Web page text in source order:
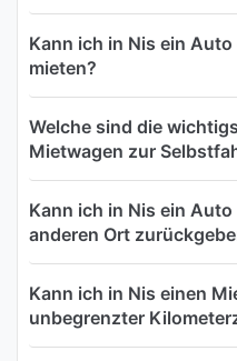
Kann ich in Nis ein
mieten?
Welche sind die
Mietwagen zur
Kann ich in Nis ein
anderen Ort
Kann ich in Nis einen
unbegrenzter